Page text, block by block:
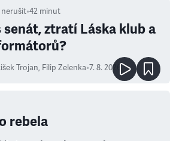
nerušit•42 minut
senát, ztratí Láska klub a
Trojan, Filip Zelenka•7. 8. 2026
rebela